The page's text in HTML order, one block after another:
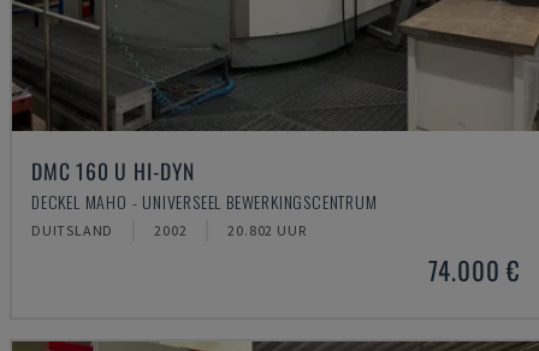
DMC 160 U HI-DYN
DECKEL MAHO - UNIVERSEEL BEWERKINGSCENTRUM
DUITSLAND 2002 20.802 UUR
74.000 €